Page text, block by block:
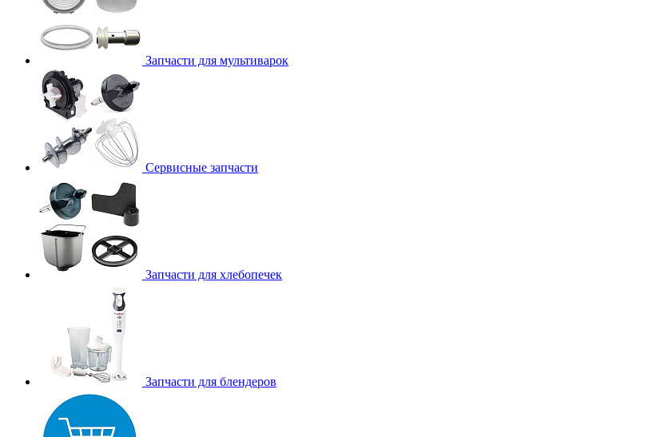
Запчасти для мультиварок
Сервисные запчасти
Запчасти для хлебопечек
Запчасти для блендеров